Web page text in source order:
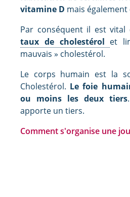
vitamine D mais également
Par conséquent il est vital
taux de cholestérol et
mauvais » cholestérol.
Le corps humain est la
Cholestérol. Le foie
ou moins les deux tiers
apporte un tiers.
Comment s'organise une